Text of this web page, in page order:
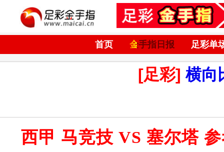
首页 金手指日报 足彩单
[足彩]横向
西甲 马竞技 VS 塞尔塔